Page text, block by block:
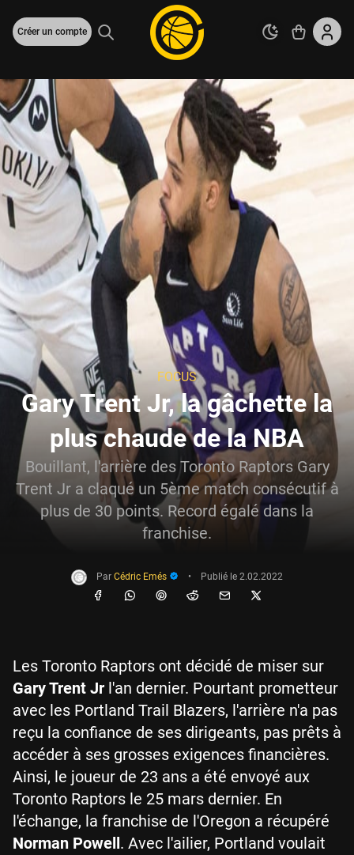
Créer un compte
FOCUS
Gary Trent Jr, la gâchette la
plus chaude de la NBA
Bouillant, l'arrière des Toronto Raptors Gary
Trent Jr a claqué un 5ème match consécutif à
plus de 30 points. Record égalé dans la
franchise.
Par Cédric Emés • Publié le 2.02.2022
Les Toronto Raptors ont décidé de miser sur
Gary Trent Jr l'an dernier. Pourtant prometteur
avec les Portland Trail Blazers, l'arrière n'a pas
reçu la confiance de ses dirigeants, pas prêts à
accéder à ses grosses exigences financières.
Ainsi, le joueur de 23 ans a été envoyé aux
Toronto Raptors le 25 mars dernier. En
l'échange, la franchise de l'Oregon a récupéré
Norman Powell. Avec l'ailier, Portland voulait